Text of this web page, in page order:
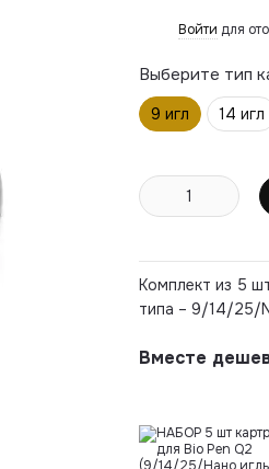
Войти для
Выберите тип
9 игл 14 игл
Комплект из 5
типа – 9/14/25/
Вместе